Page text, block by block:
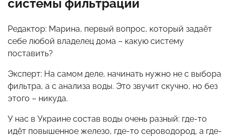
системы фильтрации
Редактор: Марина, первый вопрос, который задаёт
себе любой владелец дома – какую систему
поставить?
Эксперт: На самом деле, начинать нужно не с выбора
фильтра, а с анализа воды. Это звучит скучно, но без
этого – никуда.
У нас в Украине состав воды очень разный: где-то
идёт повышенное железо, где-то сероводород, а где-